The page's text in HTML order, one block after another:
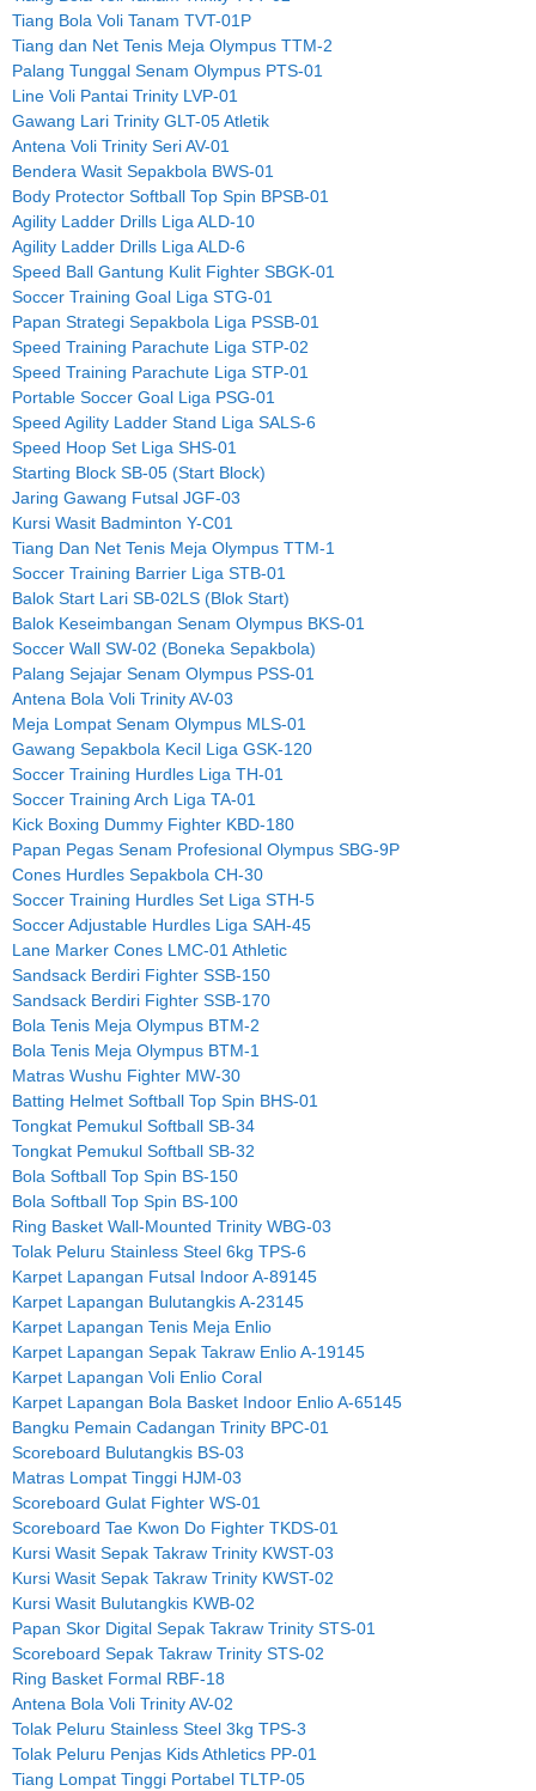
Tiang Bola Voli Tanam TVT-01P
Tiang dan Net Tenis Meja Olympus TTM-2
Palang Tunggal Senam Olympus PTS-01
Line Voli Pantai Trinity LVP-01
Gawang Lari Trinity GLT-05 Atletik
Antena Voli Trinity Seri AV-01
Bendera Wasit Sepakbola BWS-01
Body Protector Softball Top Spin BPSB-01
Agility Ladder Drills Liga ALD-10
Agility Ladder Drills Liga ALD-6
Speed Ball Gantung Kulit Fighter SBGK-01
Soccer Training Goal Liga STG-01
Papan Strategi Sepakbola Liga PSSB-01
Speed Training Parachute Liga STP-02
Speed Training Parachute Liga STP-01
Portable Soccer Goal Liga PSG-01
Speed Agility Ladder Stand Liga SALS-6
Speed Hoop Set Liga SHS-01
Starting Block SB-05 (Start Block)
Jaring Gawang Futsal JGF-03
Kursi Wasit Badminton Y-C01
Tiang Dan Net Tenis Meja Olympus TTM-1
Soccer Training Barrier Liga STB-01
Balok Start Lari SB-02LS (Blok Start)
Balok Keseimbangan Senam Olympus BKS-01
Soccer Wall SW-02 (Boneka Sepakbola)
Palang Sejajar Senam Olympus PSS-01
Antena Bola Voli Trinity AV-03
Meja Lompat Senam Olympus MLS-01
Gawang Sepakbola Kecil Liga GSK-120
Soccer Training Hurdles Liga TH-01
Soccer Training Arch Liga TA-01
Kick Boxing Dummy Fighter KBD-180
Papan Pegas Senam Profesional Olympus SBG-9P
Cones Hurdles Sepakbola CH-30
Soccer Training Hurdles Set Liga STH-5
Soccer Adjustable Hurdles Liga SAH-45
Lane Marker Cones LMC-01 Athletic
Sandsack Berdiri Fighter SSB-150
Sandsack Berdiri Fighter SSB-170
Bola Tenis Meja Olympus BTM-2
Bola Tenis Meja Olympus BTM-1
Matras Wushu Fighter MW-30
Batting Helmet Softball Top Spin BHS-01
Tongkat Pemukul Softball SB-34
Tongkat Pemukul Softball SB-32
Bola Softball Top Spin BS-150
Bola Softball Top Spin BS-100
Ring Basket Wall-Mounted Trinity WBG-03
Tolak Peluru Stainless Steel 6kg TPS-6
Karpet Lapangan Futsal Indoor A-89145
Karpet Lapangan Bulutangkis A-23145
Karpet Lapangan Tenis Meja Enlio
Karpet Lapangan Sepak Takraw Enlio A-19145
Karpet Lapangan Voli Enlio Coral
Karpet Lapangan Bola Basket Indoor Enlio A-65145
Bangku Pemain Cadangan Trinity BPC-01
Scoreboard Bulutangkis BS-03
Matras Lompat Tinggi HJM-03
Scoreboard Gulat Fighter WS-01
Scoreboard Tae Kwon Do Fighter TKDS-01
Kursi Wasit Sepak Takraw Trinity KWST-03
Kursi Wasit Sepak Takraw Trinity KWST-02
Kursi Wasit Bulutangkis KWB-02
Papan Skor Digital Sepak Takraw Trinity STS-01
Scoreboard Sepak Takraw Trinity STS-02
Ring Basket Formal RBF-18
Antena Bola Voli Trinity AV-02
Tolak Peluru Stainless Steel 3kg TPS-3
Tolak Peluru Penjas Kids Athletics PP-01
Tiang Lompat Tinggi Portabel TLTP-05